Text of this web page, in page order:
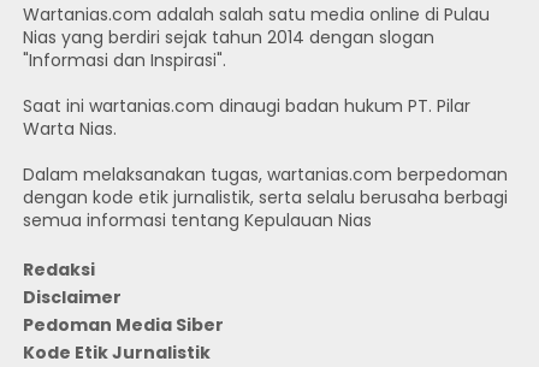
Wartanias.com adalah salah satu media online di Pulau
Nias yang berdiri sejak tahun 2014 dengan slogan
"Informasi dan Inspirasi".
Saat ini wartanias.com dinaugi badan hukum PT. Pilar
Warta Nias.
Dalam melaksanakan tugas, wartanias.com berpedoman
dengan kode etik jurnalistik, serta selalu berusaha berbagi
semua informasi tentang Kepulauan Nias
Redaksi
Disclaimer
Pedoman Media Siber
Kode Etik Jurnalistik